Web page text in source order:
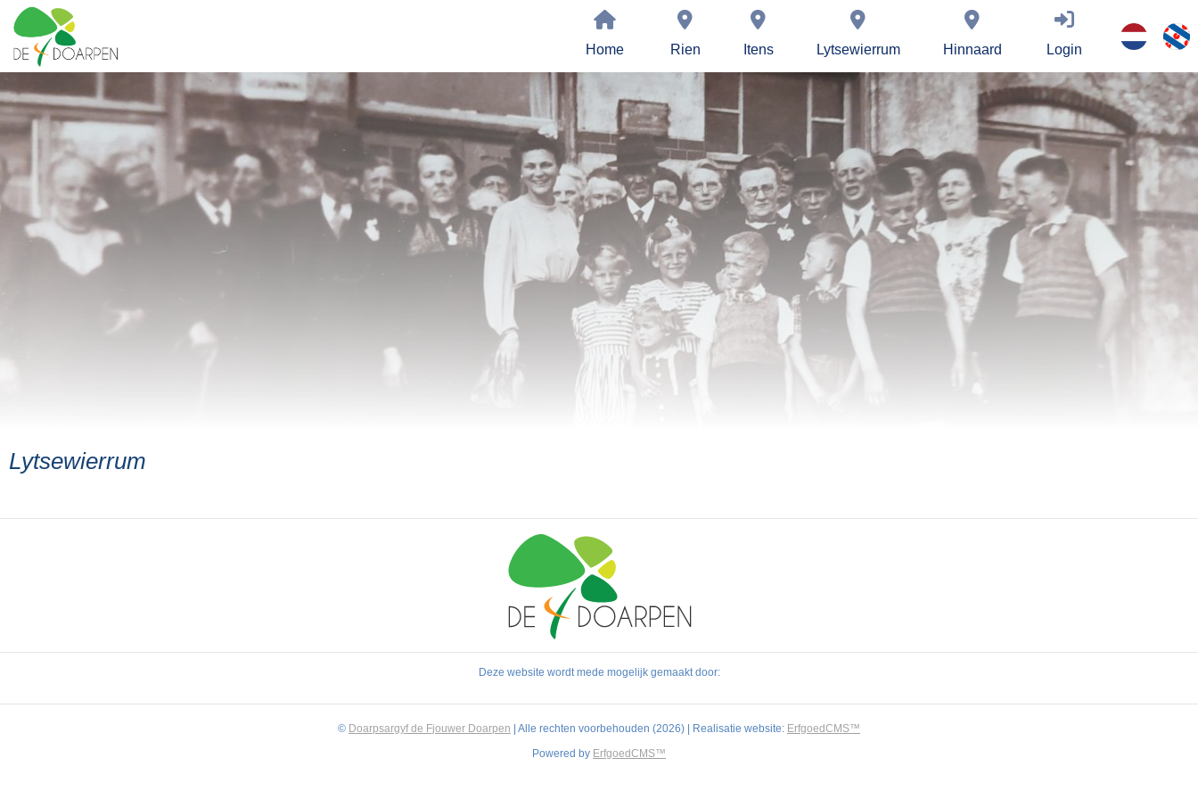
Home Rien Itens Lytsewierrum Hinnaard Login
Lytsewierrum
Deze website wordt mede mogelijk gemaakt door:
© Doarpsargyf de Fjouwer Doarpen | Alle rechten voorbehouden (2026) | Realisatie website: ErfgoedCMS™
Powered by ErfgoedCMS™